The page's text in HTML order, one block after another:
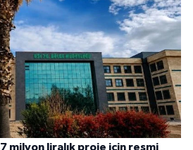
milyon liralık proje için resmi